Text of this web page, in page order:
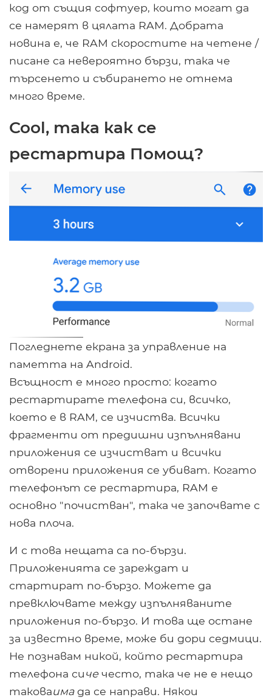
код от същия софтуер, които могат да
се намерят в цялата RAM. Добрата
новина е, че RAM скоростите на четене /
писане са невероятно бързи, така че
търсенето и събирането не отнема
много време.
Cool, така как се
рестартира Помощ?
Погледнете екрана за управление на
паметта на Android.
Всъщност е много просто: когато
рестартирате телефона си, всичко,
което е в RAM, се изчиства. Всички
фрагменти от предишни изпълнявани
приложения се изчистват и всички
отворени приложения се убиват. Когато
телефонът се рестартира, RAM е
основно "почистван", така че започвате с
нова плоча.
И с това нещата са по-бързи.
Приложенията се зареждат и
стартират по-бързо. Можете да
превключвате между изпълняваните
приложения по-бързо. И това ще остане
за известно време, може би дори седмици.
Не познавам никой, който рестартира
телефона сичечесто, така че не е нещо
таковаимада се направи. Някои